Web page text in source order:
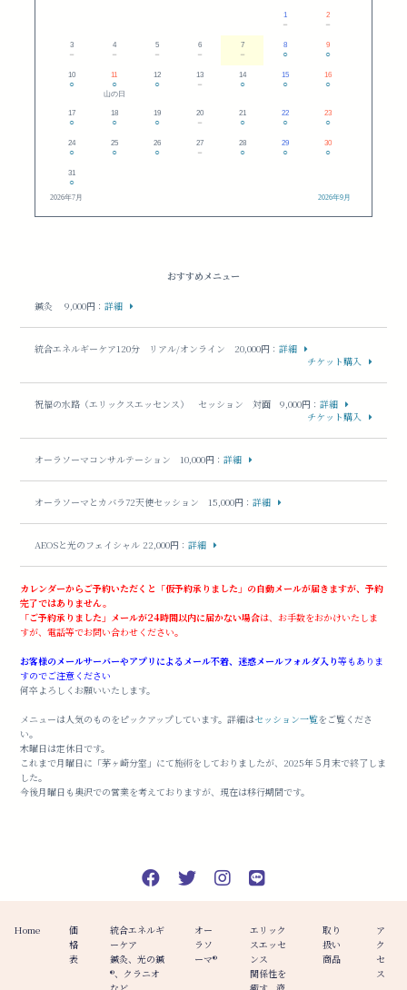
1
－
2
－
3
－
4
－
5
－
6
－
7
－
8
○
9
○
10
○
11
○
山の日
12
○
13
－
14
○
15
○
16
○
17
○
18
○
19
○
20
－
21
○
22
○
23
○
24
○
25
○
26
○
27
－
28
○
29
○
30
○
31
○
2026年7月 2026年9月
おすすめメニュー
鍼灸 9,000円 ：詳細
統合エネルギーケア120分 リアル/オンライン 20,000円 ：詳細
チケット購入
祝福の水路（エリックスエッセンス） セッション 対面 9,000円 ：詳細
チケット購入
オーラソーマコンサルテーション 10,000円 ：詳細
オーラソーマとカバラ72天使セッション 15,000円 ：詳細
AEOSと光のフェイシャル 22,000円 ：詳細
カレンダーからご予約いただくと「仮予約承りました」の自動メールが届きますが、予約
完了ではありません。
「ご予約承りました」メールが24時間以内に届かない場合は、お手数をおかけいたしま
すが、電話等でお問い合わせください。
お客様のメールサーバーやアプリによるメール不着、迷惑メールフォルダ入り等もありま
すのでご注意ください
何卒よろしくお願いいたします。
メニューは人気のものをピックアップしています。詳細はセッション一覧をご覧くださ
い。
木曜日は定休日です。
これまで月曜日に「茅ヶ崎分室」にて施術をしておりましたが、2025年５月末で終了しま
した。
今後月曜日も奥沢での営業を考えておりますが、現在は移行期間です。
Home
価
格
表
統合エネルギ
ーケア
鍼灸、光の鍼
®︎、クラニオ
オー
ラソ
ーマ®️
エリック
スエッセ
ンス
関係性を
取り
扱い
商品
ア
ク
セ
ス